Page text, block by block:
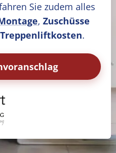
Sie zudem alles
, Zuschüsse
Treppenliftkosten.